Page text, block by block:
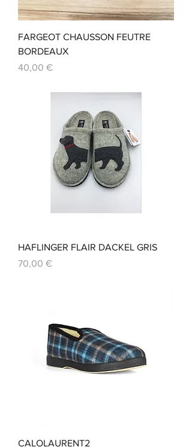
FARGEOT CHAUSSON FEUTRE
BORDEAUX
Prix
40,00 €
HAFLINGER FLAIR DACKEL GRIS
Prix
70,00 €
CALOLAURENT2